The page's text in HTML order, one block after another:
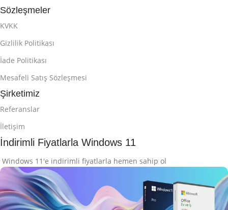
Sözleşmeler
KVKK
Gizlilik Politikası
İade Politikası
Mesafeli Satış Sözleşmesi
Şirketimiz
Referanslar
İletişim
İndirimli Fiyatlarla Windows 11
Windows 11'e indirimli fiyatlarla hemen sahip ol